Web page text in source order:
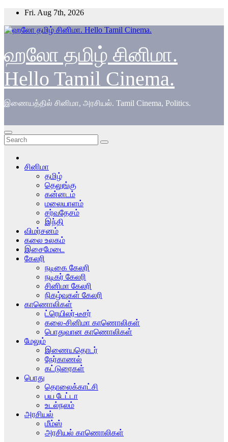
Skip
content
Fri. Aug 7th, 2026
ஹலோ தமிழ் சினிமா.
Hello Tamil Cinema.
இணையத்தில் சினிமா, அரசியல். Tamil Cinema, Politics.
சினிமா
தமிழ்
தெலுங்கு
கன்னடம்
மலையாளம்
சர்வதேசம்
இந்தி
விமர்சனம்
கலை உலகம்
இசைமேடை
கேலரி
நடிகை கேலரி
நடிகர் கேலரி
சினிமா கேலரி
நிகழ்வுகள் கேலரி
காணொலிகள்
ட்ரெயிலர்-டீசர்
கலை-சினிமா காணொலிகள்
பொதுவான காணொலிகள்
மேலும்
இணையதொடர்
நேர்காணல்
கட்டுரைகள்
பொது
தொலைக்காட்சி
பய டேட்டா
உடல்நலம்
அரசியல்
மீம்ஸ்
அரசியல் காணொலிகள்